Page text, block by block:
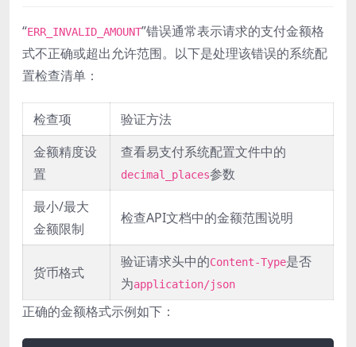
“ERR_INVALID_AMOUNT”错误通常表示请求的支付金额格
式不正确或超出允许范围。以下是处理该错误的系统配
置检查清单：
检查项
验证方法
金额精度设
置
查看易支付系统配置文件中的
decimal_places参数
最小/最大
金额限制
检查API文档中的金额范围说明
货币格式
验证请求头中的Content-Type是否
为application/json
正确的金额格式示例如下：